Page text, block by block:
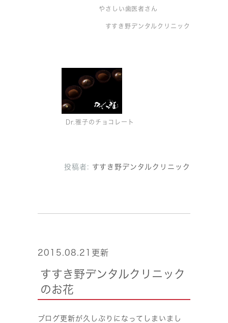
やさしい歯医者さん
すすき野デンタルクリニック
Dr.雅子のチョコレート
投稿者: すすき野デンタルクリニック
2015.08.21更新
すすき野デンタルクリニック
のお花
ブログ更新が久しぶりになってしまいまし